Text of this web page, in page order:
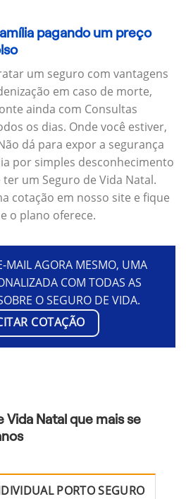
pagando um preço
um seguro com vantagens
em caso de morte,
ainda com Consultas
os dias. Onde você estiver,
dá para expor a segurança
por simples desconhecimento
um Seguro de Vida Natal.
cotação em nosso site e fique
o plano oferece.
MAIL AGORA MESMO, UMA
COM TODAS AS
O SEGURO DE VIDA.
COTAÇÃO
Vida Natal que mais se
PORTO SEGURO